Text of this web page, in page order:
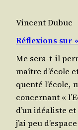
Vincent Dubuc
Réflexions sur
Me sera-t-il
maître d’é­cole
quen­té l’é­cole,
concer­nant «
d’un idéa­liste
j’ai peu